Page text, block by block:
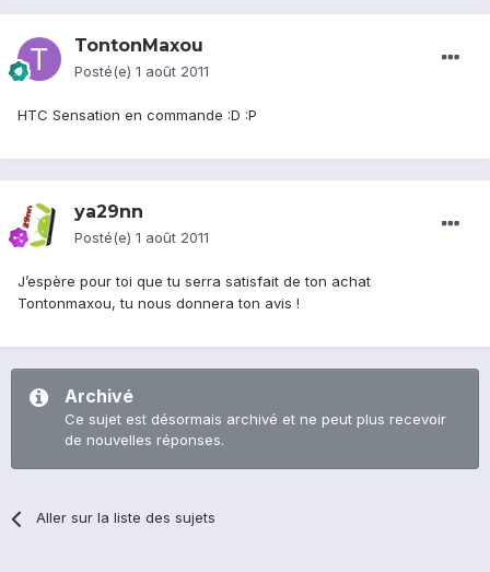
TontonMaxou
Posté(e) 1 août 2011
HTC Sensation en commande :D :P
ya29nn
Posté(e) 1 août 2011
J’espère pour toi que tu serra satisfait de ton achat
Tontonmaxou, tu nous donnera ton avis !
Archivé
Ce sujet est désormais archivé et ne peut plus recevoir
de nouvelles réponses.
Aller sur la liste des sujets